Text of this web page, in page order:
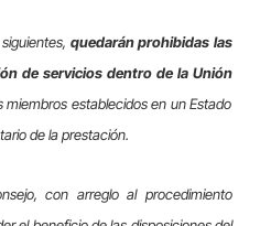
quedarán prohibidas las
de servicios dentro de la Unión
miembros establecidos en un Estado
de la prestación.
con arreglo al procedimiento